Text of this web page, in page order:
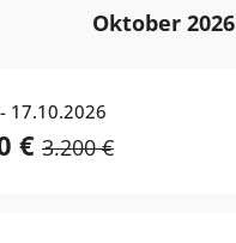
Oktober 2026
17.10.2026
€ 3.200 €